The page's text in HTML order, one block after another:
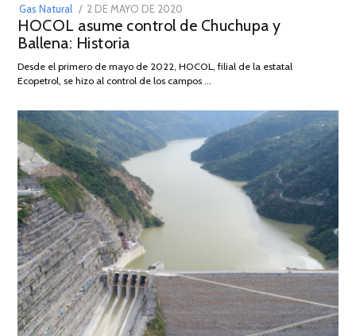
Gas Natural
POSTED
ON
2 DE MAYO DE 2020
DE
2026
HOCOL asume control de Chuchupa y
Ballena: Historia
Desde el primero de mayo de 2022, HOCOL, filial de la estatal
Ecopetrol, se hizo al control de los campos …